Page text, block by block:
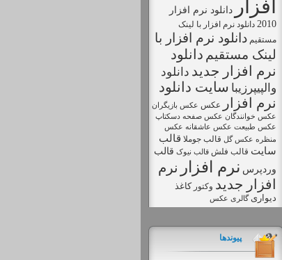
افزار
دانلود نرم افزار
2010 دانلود نرم افزار با لينک
مستقيم دانلود نرم افزار با
لینک مستقیم دانلود
نرم افزار جديد دانلود
والپیپرزیبا سايت دانلود
نرم افزار
عکس عکس بازیگران
عکس خوانندگان عکس صفحه دسکتاپ
عکس طبیعت عکس عاشقانه عکس
منظره عکس گل قالب جوملا قالب
سایت قالب فلش قالب نیوک قالب
وردپرس نرم افزار نرم
افزار جديد وکتور کاغذ
دیواری گالری عکس
پیوندها